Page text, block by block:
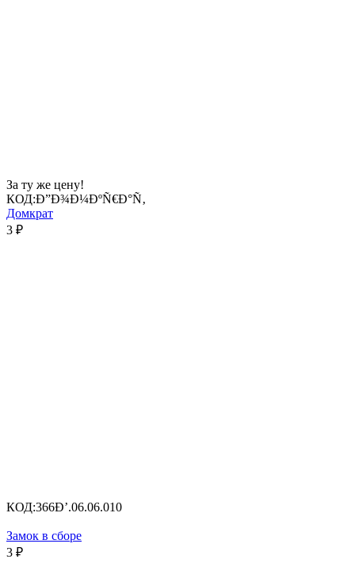
За ту же цену!
КОД:Ð”Ð¾Ð¼ÐºÑ€Ð°Ñ‚
Домкрат
3 ₽
КОД:366Ð’.06.06.010
Замок в сборе
3 ₽